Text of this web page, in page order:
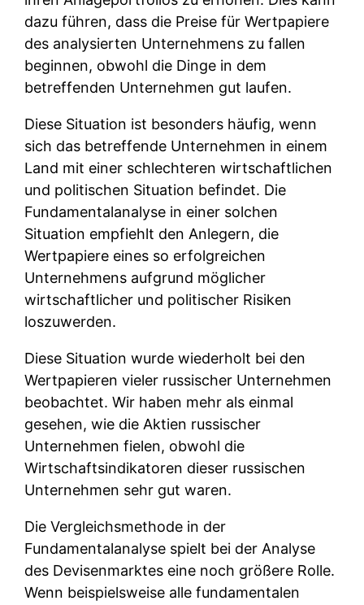
dazu führen, dass die Preise für Wertpapiere
des analysierten Unternehmens zu fallen
beginnen, obwohl die Dinge in dem
betreffenden Unternehmen gut laufen.
Diese Situation ist besonders häufig, wenn
sich das betreffende Unternehmen in einem
Land mit einer schlechteren wirtschaftlichen
und politischen Situation befindet. Die
Fundamentalanalyse in einer solchen
Situation empfiehlt den Anlegern, die
Wertpapiere eines so erfolgreichen
Unternehmens aufgrund möglicher
wirtschaftlicher und politischer Risiken
loszuwerden.
Diese Situation wurde wiederholt bei den
Wertpapieren vieler russischer Unternehmen
beobachtet. Wir haben mehr als einmal
gesehen, wie die Aktien russischer
Unternehmen fielen, obwohl die
Wirtschaftsindikatoren dieser russischen
Unternehmen sehr gut waren.
Die Vergleichsmethode in der
Fundamentalanalyse spielt bei der Analyse
des Devisenmarktes eine noch größere Rolle.
Wenn beispielsweise alle fundamentalen